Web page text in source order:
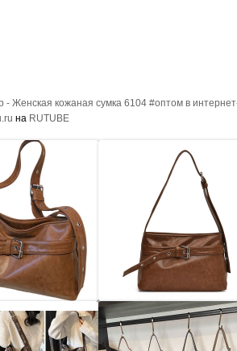
- Женская кожаная сумка 6104 #оптом в
на RUTUBE